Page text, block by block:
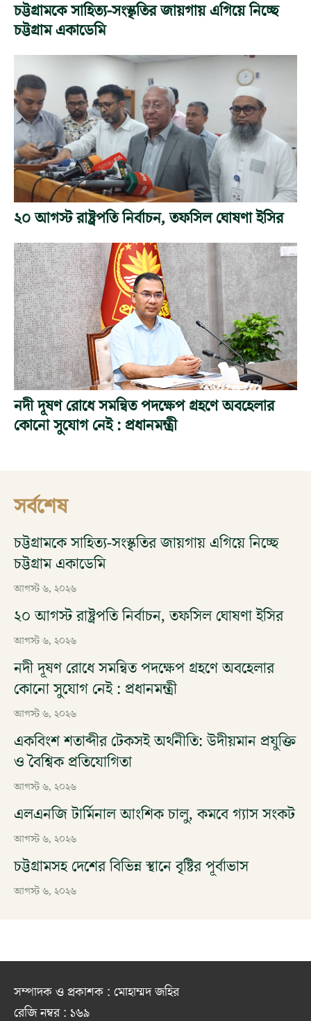
চট্টগ্রামকে সাহিত্য-সংস্কৃতির জায়গায় এগিয়ে নিচ্ছে
চট্টগ্রাম একাডেমি
২০ আগস্ট রাষ্ট্রপতি নির্বাচন, তফসিল ঘোষণা ইসির
নদী দূষণ রোধে সমন্বিত পদক্ষেপ গ্রহণে অবহেলার
কোনো সুযোগ নেই : প্রধানমন্ত্রী
সর্বশেষ
চট্টগ্রামকে সাহিত্য-সংস্কৃতির জায়গায় এগিয়ে নিচ্ছে
চট্টগ্রাম একাডেমি
আগস্ট ৬, ২০২৬
২০ আগস্ট রাষ্ট্রপতি নির্বাচন, তফসিল ঘোষণা ইসির
আগস্ট ৬, ২০২৬
নদী দূষণ রোধে সমন্বিত পদক্ষেপ গ্রহণে অবহেলার
কোনো সুযোগ নেই : প্রধানমন্ত্রী
আগস্ট ৬, ২০২৬
একবিংশ শতাব্দীর টেকসই অর্থনীতি: উদীয়মান প্রযুক্তি
ও বৈশ্বিক প্রতিযোগিতা
আগস্ট ৬, ২০২৬
এলএনজি টার্মিনাল আংশিক চালু, কমবে গ্যাস সংকট
আগস্ট ৬, ২০২৬
চট্টগ্রামসহ দেশের বিভিন্ন স্থানে বৃষ্টির পূর্বাভাস
আগস্ট ৬, ২০২৬
সম্পাদক ও প্রকাশক : মোহাম্মদ জহির
রেজি নম্বর : ১৬৯